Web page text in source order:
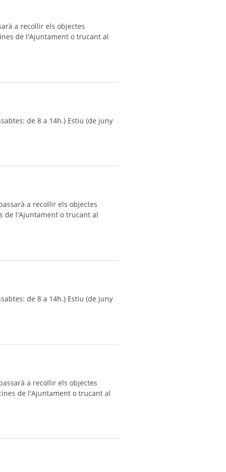
a recollir els objectes
de l'Ajuntament o trucant al
de 8 a 14h.) Estiu (de juny
a recollir els objectes
de l'Ajuntament o trucant al
de 8 a 14h.) Estiu (de juny
a recollir els objectes
de l'Ajuntament o trucant al